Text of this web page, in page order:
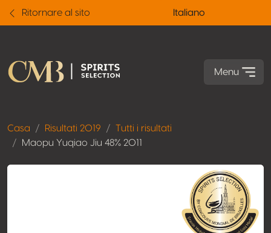
Ritornare al sito Italiano
Menu
Casa Risultati 2019
Tutti i risultati
Maopu Yuqiao Jiu 48% 2011